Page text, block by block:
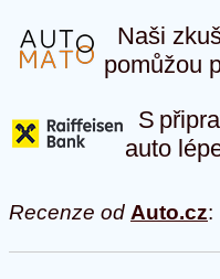
Naši
pomůžou
S
auto
Recenze od Auto.cz: